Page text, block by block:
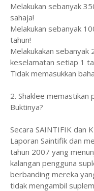
Melakukan sebanyak
sahaja!
Melakukan sebanyak
tahun!
Melakukakan sebanyak
keselamatan setiap 1
Tidak memasukkan
2. Shaklee memastikan
Buktinya?
Secara SAINTIFIK dan
Laporan Saintifik dan
tahun 2007 yang
kalangan pengguna
berbanding mereka
tidak mengambil